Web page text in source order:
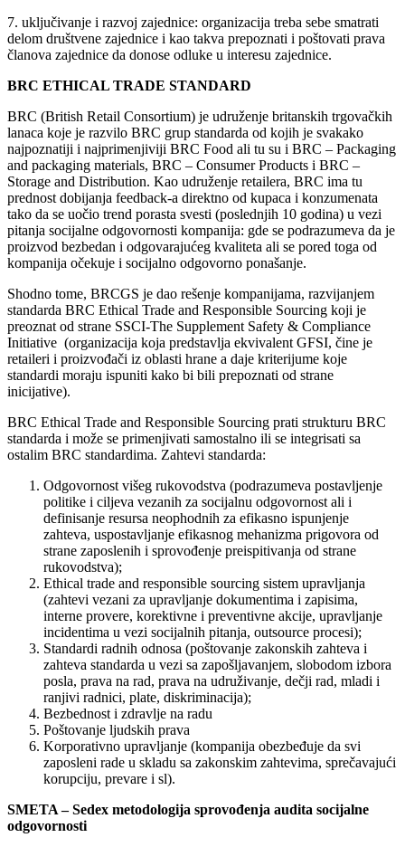
7. uključivanje i razvoj zajednice: organizacija treba sebe smatrati
delom društvene zajednice i kao takva prepoznati i poštovati prava
članova zajednice da donose odluke u interesu zajednice.
BRC ETHICAL TRADE STANDARD
BRC (British Retail Consortium) je udruženje britanskih trgovačkih
lanaca koje je razvilo BRC grup standarda od kojih je svakako
najpoznatiji i najprimenjiviji BRC Food ali tu su i BRC – Packaging
and packaging materials, BRC – Consumer Products i BRC –
Storage and Distribution. Kao udruženje retailera, BRC ima tu
prednost dobijanja feedback-a direktno od kupaca i konzumenata
tako da se uočio trend porasta svesti (poslednjih 10 godina) u vezi
pitanja socijalne odgovornosti kompanija: gde se podrazumeva da je
proizvod bezbedan i odgovarajućeg kvaliteta ali se pored toga od
kompanija očekuje i socijalno odgovorno ponašanje.
Shodno tome, BRCGS je dao rešenje kompanijama, razvijanjem
standarda BRC Ethical Trade and Responsible Sourcing koji je
preoznat od strane SSCI-The Supplement Safety & Compliance
Initiative (organizacija koja predstavlja ekvivalent GFSI, čine je
retaileri i proizvođači iz oblasti hrane a daje kriterijume koje
standardi moraju ispuniti kako bi bili prepoznati od strane
inicijative).
BRC Ethical Trade and Responsible Sourcing prati strukturu BRC
standarda i može se primenjivati samostalno ili se integrisati sa
ostalim BRC standardima. Zahtevi standarda:
Odgovornost višeg rukovodstva (podrazumeva postavljenje
politike i ciljeva vezanih za socijalnu odgovornost ali i
definisanje resursa neophodnih za efikasno ispunjenje
zahteva, uspostavljanje efikasnog mehanizma prigovora od
strane zaposlenih i sprovođenje preispitivanja od strane
rukovodstva);
Ethical trade and responsible sourcing sistem upravljanja
(zahtevi vezani za upravljanje dokumentima i zapisima,
interne provere, korektivne i preventivne akcije, upravljanje
incidentima u vezi socijalnih pitanja, outsource procesi);
Standardi radnih odnosa (poštovanje zakonskih zahteva i
zahteva standarda u vezi sa zapošljavanjem, slobodom izbora
posla, prava na rad, prava na udruživanje, dečji rad, mladi i
ranjivi radnici, plate, diskriminacija);
Bezbednost i zdravlje na radu
Poštovanje ljudskih prava
Korporativno upravljanje (kompanija obezbeđuje da svi
zaposleni rade u skladu sa zakonskim zahtevima, sprečavajući
korupciju, prevare i sl).
SMETA – Sedex metodologija sprovođenja audita socijalne
odgovornosti